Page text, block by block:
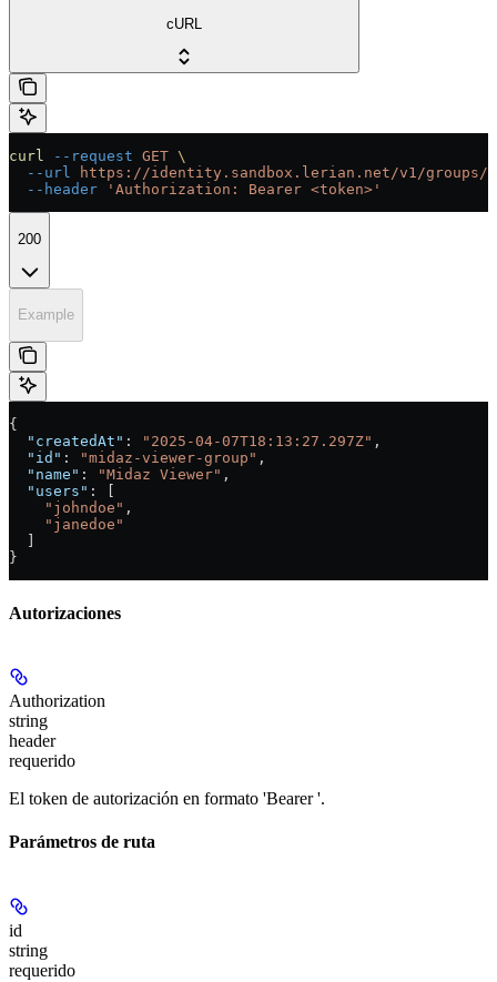
cURL
curl --request GET \
  --url
https://identity.sandbox.lerian.net/v1/groups/
  --header
'Authorization: Bearer <token>'
200
Example
{
  "createdAt"
: "2025-04-07T18:13:27.297Z" ,
  "id"
: "midaz-viewer-group" ,
  "name"
: "Midaz Viewer" ,
  "users"
: [
    "johndoe"
,
    "janedoe"
  ]
}
Autorizaciones
Authorization
string
header
requerido
El token de autorización en formato 'Bearer'.
Parámetros de ruta
id
string
requerido